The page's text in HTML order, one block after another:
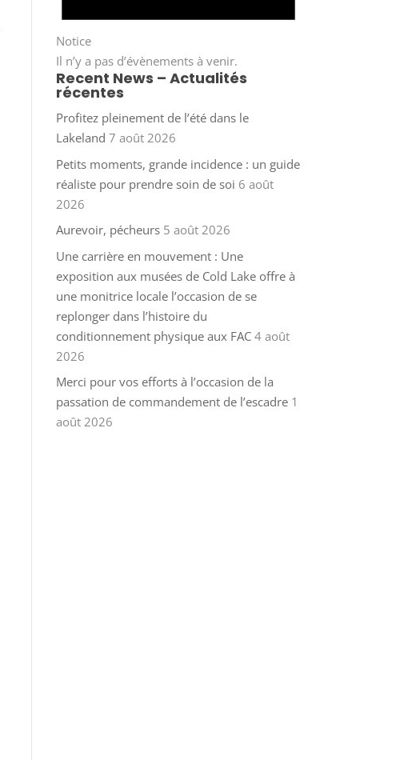
Notice
Il n’y a pas d’évènements à venir.
Recent News – Actualités
récentes
Profitez pleinement de l’été dans le
Lakeland 7 août 2026
Petits moments, grande incidence : un guide
réaliste pour prendre soin de soi 6 août
2026
Aurevoir, pécheurs 5 août 2026
Une carrière en mouvement : Une
exposition aux musées de Cold Lake offre à
une monitrice locale l’occasion de se
replonger dans l’histoire du
conditionnement physique aux FAC 4 août
2026
Merci pour vos efforts à l’occasion de la
passation de commandement de l’escadre 1
août 2026